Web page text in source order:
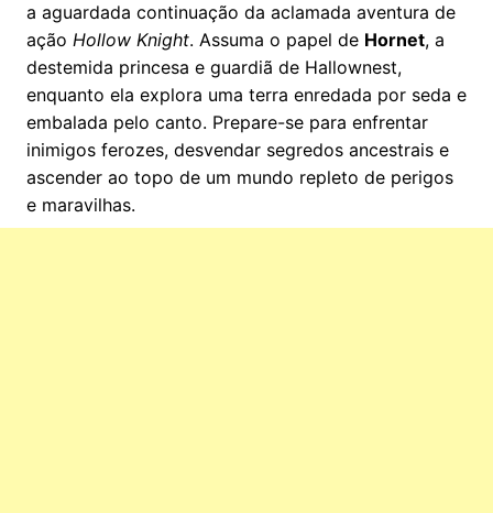
a aguardada continuação da aclamada aventura de
ação Hollow Knight. Assuma o papel de Hornet, a
destemida princesa e guardiã de Hallownest,
enquanto ela explora uma terra enredada por seda e
embalada pelo canto. Prepare-se para enfrentar
inimigos ferozes, desvendar segredos ancestrais e
ascender ao topo de um mundo repleto de perigos
e maravilhas.